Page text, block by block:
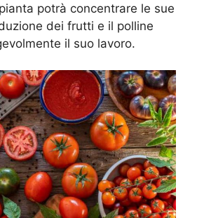
potrà concentrare le sue
dei frutti e il polline
il suo lavoro.